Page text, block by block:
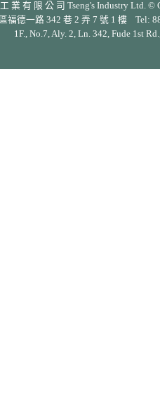
業 有 限 公 司 Tseng's Industry Ltd.
福德一路 342 巷 2 弄 7 號 1 樓 Tel:
1F., No.7, Aly. 2, Ln. 342, Fude 1st